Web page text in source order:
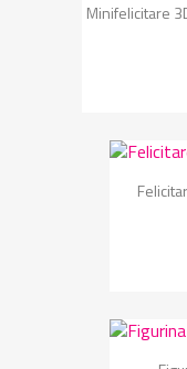
Minifelicitare